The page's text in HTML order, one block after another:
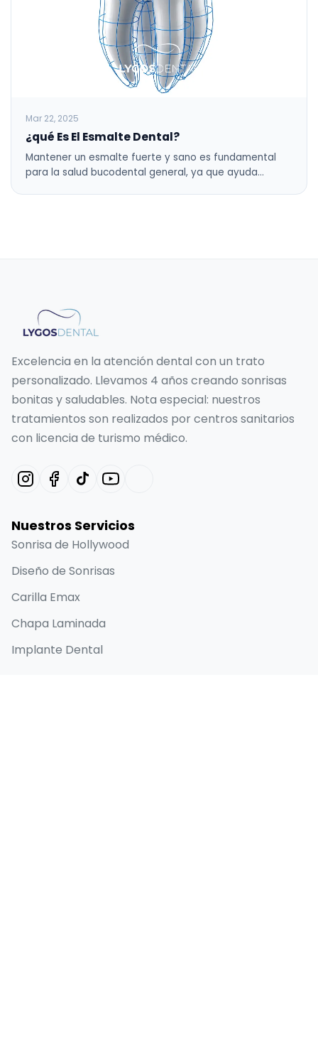
Mar 22, 2025
¿qué Es El Esmalte Dental?
Mantener un esmalte fuerte y sano es fundamental
para la salud bucodental general, ya que ayuda…
Excelencia en la atención dental con un trato
personalizado. Llevamos 4 años creando sonrisas
bonitas y saludables. Nota especial: nuestros
tratamientos son realizados por centros sanitarios
con licencia de turismo médico.
Nuestros Servicios
Sonrisa de Hollywood
Diseño de Sonrisas
Carilla Emax
Chapa Laminada
Implante Dental